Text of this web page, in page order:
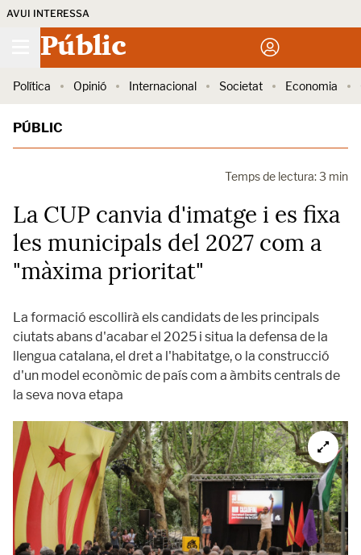
AVUI INTERESSA
Públic
Política Opinió Internacional Societat Economia
PÚBLIC
Temps de lectura: 3 min
La CUP canvia d'imatge i es fixa
les municipals del 2027 com a
"màxima prioritat"
La formació escollirà els candidats de les principals
ciutats abans d'acabar el 2025 i situa la defensa de la
llengua catalana, el dret a l'habitatge, o la construcció
d'un model econòmic de país com a àmbits centrals de
la seva nova etapa